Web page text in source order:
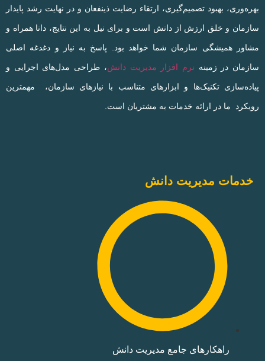
بهره‌وری، بهبود تصمیم‌گیری، ارتقاء رضایت ذینفعان و در نهایت رشد پایدار
سازمان و خلق ارزش از دانش است و برای نیل به این نتایج، دانا همراه و
مشاور همیشگی سازمان شما خواهد بود. پاسخ به نیاز و دغدغه اصلی
سازمان در زمینه نرم افزار مدیریت دانش، طراحی مدل‌های اجرایی و
پیاده‌سازی تکنیک‌ها و ابزارهای متناسب با نیازهای سازمان، مهمترین
رویکرد ما در ارائه خدمات به مشتریان است.
خدمات مدیریت دانش
راهکارهای جامع مدیریت دانش